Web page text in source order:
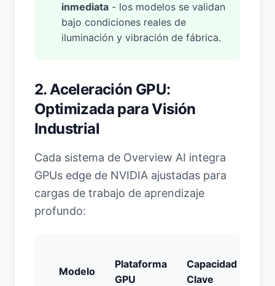
inmediata - los modelos se validan
bajo condiciones reales de
iluminación y vibración de fábrica.
2. Aceleración GPU:
Optimizada para Visión
Industrial
Cada sistema de Overview AI integra
GPUs edge de NVIDIA ajustadas para
cargas de trabajo de aprendizaje
profundo:
Modelo
Plataforma
GPU
Capacidad
Clave